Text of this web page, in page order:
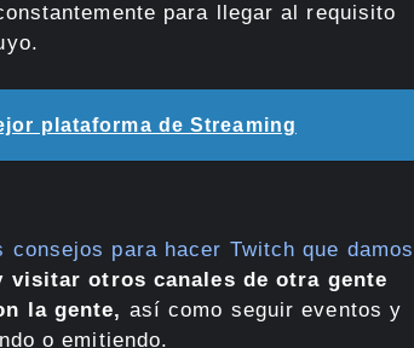
para llegar al requisito
plataforma de Streaming
consejos para hacer Twitch que damos
visitar otros canales de otra gente
la gente, así como seguir eventos y
o emitiendo.